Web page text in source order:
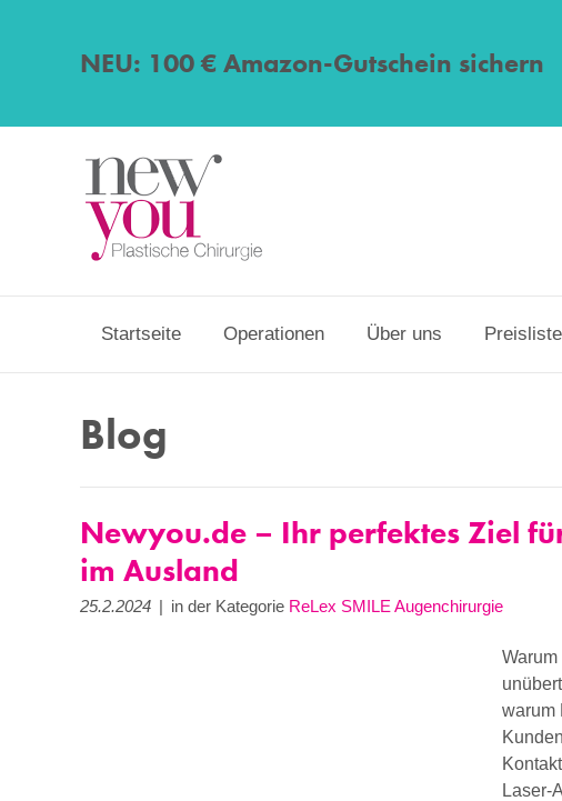
NEU: 100 € Amazon-Gutschein sichern
Startseite Operationen Über uns Preisliste
Blog
Newyou.de – Ihr perfektes Ziel
im Ausland
25.2.2024 | in der Kategorie ReLex SMILE Augenchirurgie
warum
Laser-